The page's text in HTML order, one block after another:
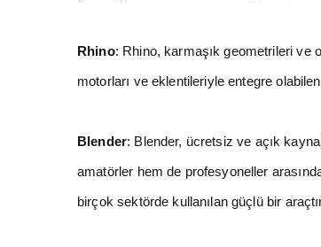
Rhino: Rhino, karmaşık geometrileri ve
motorları ve eklentileriyle entegre
Blender: Blender, ücretsiz ve açık
amatörler hem de profesyoneller
birçok sektörde kullanılan güçlü bir